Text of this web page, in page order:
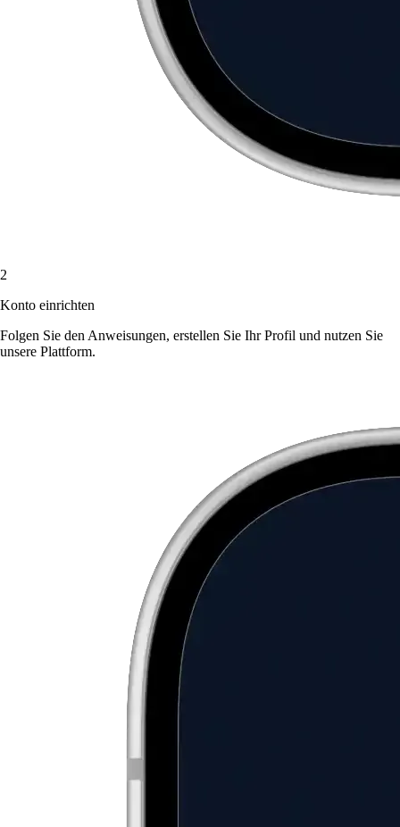
2
Konto einrichten
Folgen Sie den Anweisungen, erstellen Sie Ihr Profil und nutzen Sie
unsere Plattform.